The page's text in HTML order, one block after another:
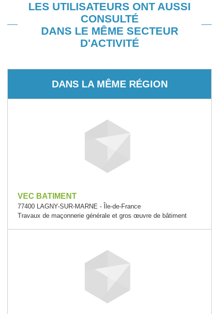
LES UTILISATEURS ONT AUSSI
CONSULTÉ
DANS LE MÊME SECTEUR
D'ACTIVITÉ
DANS LA MÊME RÉGION
VEC BATIMENT
77400 LAGNY-SUR-MARNE - Île-de-France
Travaux de maçonnerie générale et gros œuvre de bâtiment